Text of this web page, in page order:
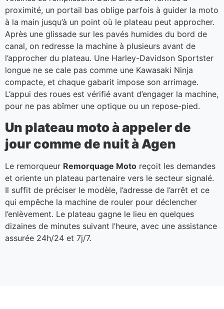
proximité, un portail bas oblige parfois à guider la moto
à la main jusqu’à un point où le plateau peut approcher.
Après une glissade sur les pavés humides du bord de
canal, on redresse la machine à plusieurs avant de
l’approcher du plateau. Une Harley-Davidson Sportster
longue ne se cale pas comme une Kawasaki Ninja
compacte, et chaque gabarit impose son arrimage.
L’appui des roues est vérifié avant d’engager la machine,
pour ne pas abîmer une optique ou un repose-pied.
Un plateau moto à appeler de
jour comme de nuit à Agen
Le remorqueur Remorquage Moto reçoit les demandes
et oriente un plateau partenaire vers le secteur signalé.
Il suffit de préciser le modèle, l’adresse de l’arrêt et ce
qui empêche la machine de rouler pour déclencher
l’enlèvement. Le plateau gagne le lieu en quelques
dizaines de minutes suivant l’heure, avec une assistance
assurée 24h/24 et 7j/7.